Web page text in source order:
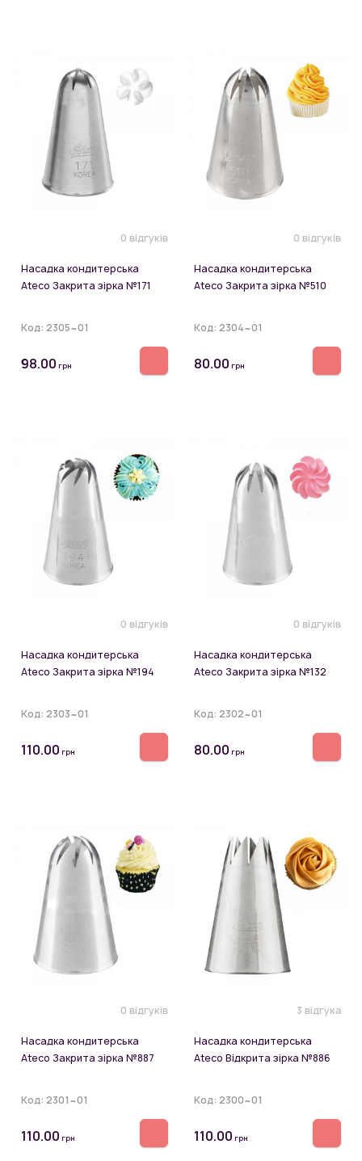
0 відгуків
Насадка кондитерська
Ateco Закрита зірка №171
Код: 2305~01
98.00 грн
0 відгуків
Насадка кондитерська
Ateco Закрита зірка №510
Код: 2304~01
80.00 грн
0 відгуків
Насадка кондитерська
Ateco Закрита зірка №194
Код: 2303~01
110.00 грн
0 відгуків
Насадка кондитерська
Ateco Закрита зірка №132
Код: 2302~01
80.00 грн
0 відгуків
Насадка кондитерська
Ateco Закрита зірка №887
Код: 2301~01
110.00 грн
3 відгука
Насадка кондитерська
Ateco Відкрита зірка №886
Код: 2300~01
110.00 грн